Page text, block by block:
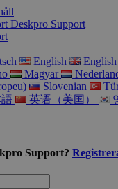
Deskpro Support
English
Magyar
Slovenian
語 英语（美国）
Support?